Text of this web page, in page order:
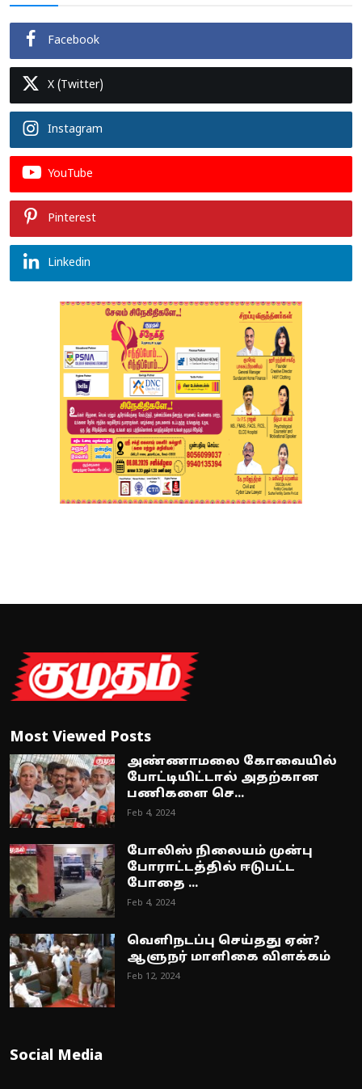
Facebook
X (Twitter)
Instagram
YouTube
Pinterest
Linkedin
Most Viewed Posts
அண்ணாமலை கோவையில்
போட்டியிட்டால் அதற்கான
பணிகளை செ...
Feb 4, 2024
போலிஸ் நிலையம் முன்பு
போராட்டத்தில் ஈடுபட்ட
போதை ...
Feb 4, 2024
வெளிநடப்பு செய்தது ஏன்?
ஆளுநர் மாளிகை விளக்கம்
Feb 12, 2024
Social Media